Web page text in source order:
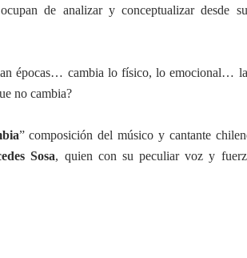
de analizar y conceptualizar desde
épocas… cambia lo físico, lo emocional…
no cambia?
” composición del músico y cantante
Sosa, quien con su peculiar voz y